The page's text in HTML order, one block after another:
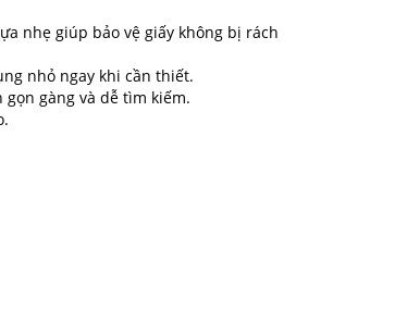
nhẹ giúp bảo vệ giấy không bị rách
nhỏ ngay khi cần thiết.
gàng và dễ tìm kiếm.